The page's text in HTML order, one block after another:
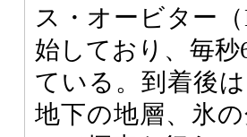
ス・オービター
始しており、毎
ている。到着後
地下の地層、氷